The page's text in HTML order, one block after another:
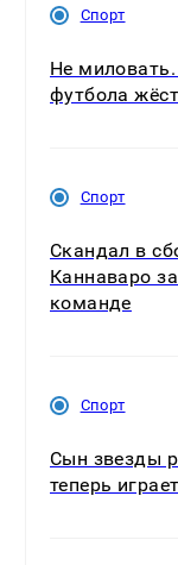
Спорт
Не миловать.
футбола
Спорт
Скандал в
Каннаваро
команде
Спорт
Сын звезды
теперь